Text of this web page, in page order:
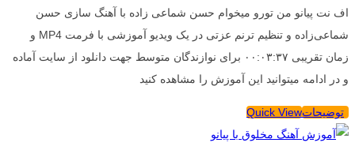
اف نت پیانو من تورو میخوام حسن شماعی زاده با آهنگ سازی حسن
شماعی‌زاده و تنظیم ترنم عزتی در یک ویدیو آموزشی با فرمت MP4 و
زمان تقریبی ۰۰:۰۳:۳۷ برای نوازندگان متوسط جهت دانلود از سایت آماده
و در ادامه میتوانید این آموزش را مشاهده کنید
توضیحاتQuick View